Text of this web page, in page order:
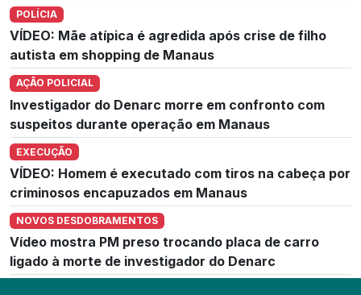
POLÍCIA
VÍDEO: Mãe atípica é agredida após crise de filho
autista em shopping de Manaus
AÇÃO POLICIAL
Investigador do Denarc morre em confronto com
suspeitos durante operação em Manaus
EXECUÇÃO
VÍDEO: Homem é executado com tiros na cabeça por
criminosos encapuzados em Manaus
NOVOS DESDOBRAMENTOS
Vídeo mostra PM preso trocando placa de carro
ligado à morte de investigador do Denarc